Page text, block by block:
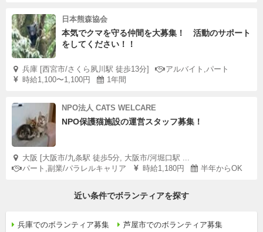
日本熊森協会
本気でクマを守る仲間を大募集！ 活動のサポート
をしてください！！
兵庫 [西宮市/さくら夙川駅 徒歩13分]
アルバイト,パート
時給1,100〜1,100円
1年間
NPO法人 CATS WELCARE
NPO保護猫施設の運営スタッフ募集！
大阪 [大阪市/九条駅 徒歩5分, 大阪市/河堀口駅 ...
パート,副業/パラレルキャリア
時給1,180円 半年からOK
近い条件でボランティアを探す
兵庫でのボランティア募集
芦屋市でのボランティア募集